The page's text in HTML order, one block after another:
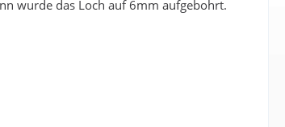
wurde das Loch auf 6mm aufgebohrt.